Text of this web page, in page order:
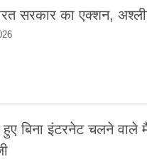
सरकार का एक्शन,
बिना इंटरनेट चलने वाले